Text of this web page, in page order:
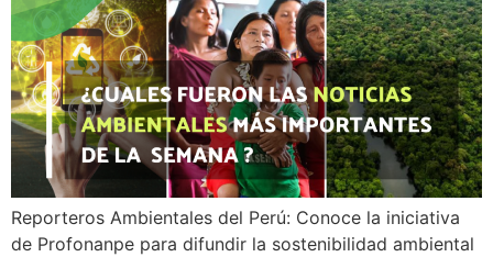
Reporteros Ambientales del Perú: Conoce la iniciativa
de Profonanpe para difundir la sostenibilidad ambiental